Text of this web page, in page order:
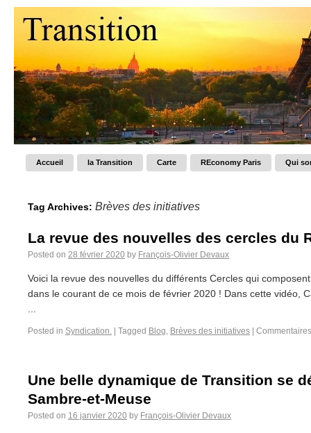
Accueil la Transition Carte REconomy Paris Qui
Tag Archives: Brèves des initiatives
La revue des nouvelles des cercles du
Posted on 28 février 2020 by François-Olivier Devaux
Voici la revue des nouvelles du différents Cercles qui
dans le courant de ce mois de février 2020 ! Dans cette vidéo,
Posted in Syndication. Tagged Blog, Brèves des initiatives
Une belle dynamique de Transition se
Sambre-et-Meuse
Posted on 16 janvier 2020 by François-Olivier Devaux